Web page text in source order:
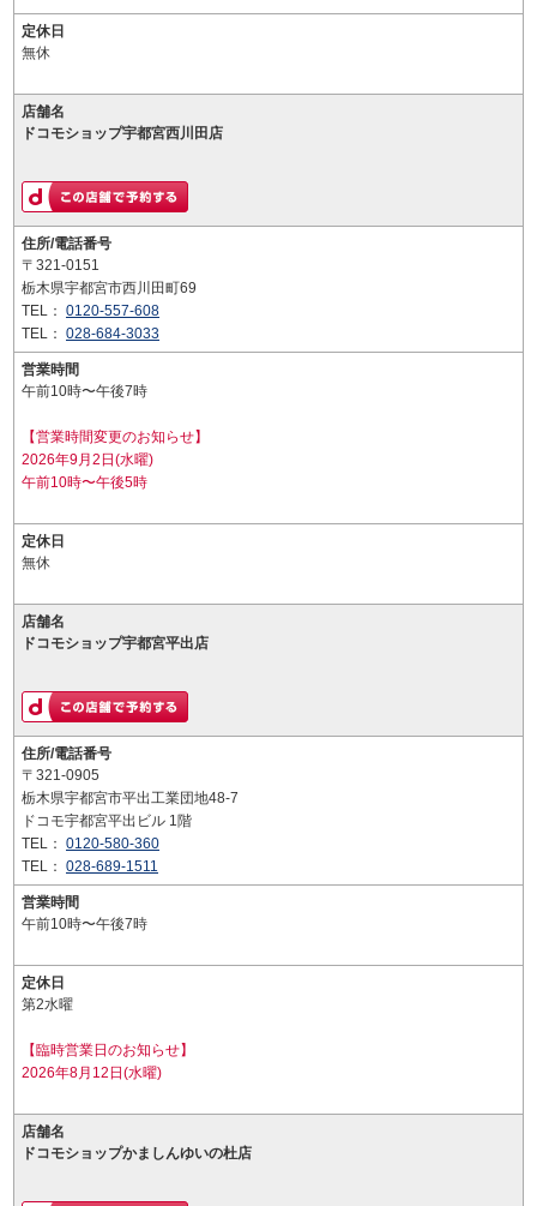
定休日
無休
店舗名
ドコモショップ宇都宮西川田店
住所/電話番号
〒321-0151
栃木県宇都宮市西川田町69
TEL： 0120-557-608
TEL： 028-684-3033
営業時間
午前10時〜午後7時
【営業時間変更のお知らせ】
2026年9月2日(水曜)
午前10時〜午後5時
定休日
無休
店舗名
ドコモショップ宇都宮平出店
住所/電話番号
〒321-0905
栃木県宇都宮市平出工業団地48-7
ドコモ宇都宮平出ビル 1階
TEL： 0120-580-360
TEL： 028-689-1511
営業時間
午前10時〜午後7時
定休日
第2水曜
【臨時営業日のお知らせ】
2026年8月12日(水曜)
店舗名
ドコモショップかましんゆいの杜店